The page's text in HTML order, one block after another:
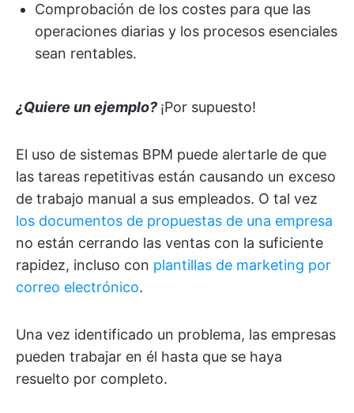
Comprobación de los costes para que las
operaciones diarias y los procesos esenciales
sean rentables.
¿Quiere un ejemplo? ¡Por supuesto!
El uso de sistemas BPM puede alertarle de que
las tareas repetitivas están causando un exceso
de trabajo manual a sus empleados. O tal vez
los documentos de propuestas de una empresa
no están cerrando las ventas con la suficiente
rapidez, incluso con plantillas de marketing por
correo electrónico.
Una vez identificado un problema, las empresas
pueden trabajar en él hasta que se haya
resuelto por completo.